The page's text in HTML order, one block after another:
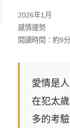
2026年1月
感情運勢
閱讀時間：約9
愛情是
在犯太
多的考